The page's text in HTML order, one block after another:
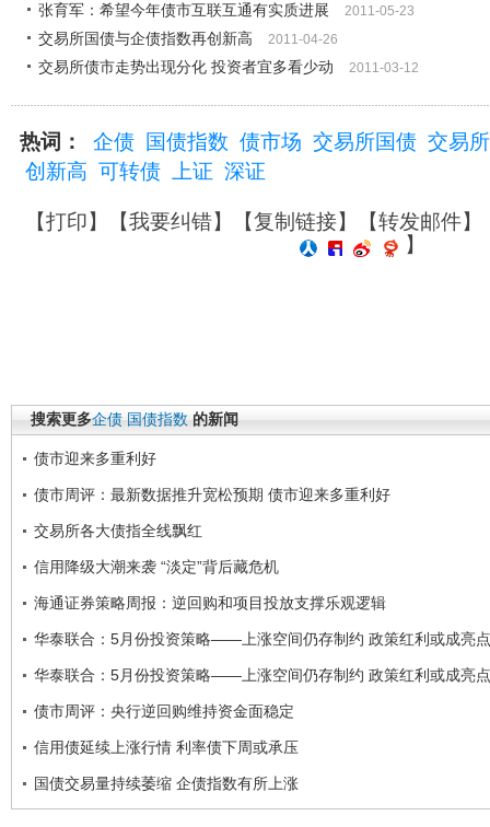
张育军：希望今年债市互联互通有实质进展 2011-05-23
交易所国债与企债指数再创新高 2011-04-26
交易所债市走势出现分化 投资者宜多看少动 2011-03-12
热词： 企债 国债指数 债市场 交易所国债 交易
创新高 可转债 上证 深证
【打印】【我要纠错】【复制链接】【转发邮件】
】
搜索更多企债 国债指数 的新闻
债市迎来多重利好
债市周评：最新数据推升宽松预期 债市迎来多重利好
交易所各大债指全线飘红
信用降级大潮来袭 “淡定”背后藏危机
海通证券策略周报：逆回购和项目投放支撑乐观逻辑
华泰联合：5月份投资策略——上涨空间仍存制约 政策红利或成亮点
华泰联合：5月份投资策略——上涨空间仍存制约 政策红利或成亮点
债市周评：央行逆回购维持资金面稳定
信用债延续上涨行情 利率债下周或承压
国债交易量持续萎缩 企债指数有所上涨